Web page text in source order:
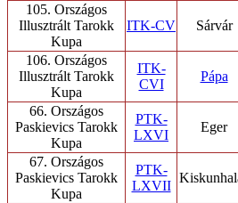
105. Országos
Illusztrált Tarokk
Kupa
ITK-CV Sárvár
106. Országos
Illusztrált Tarokk
Kupa
ITK-
CVI
Pápa
66. Országos
Paskievics Tarokk
Kupa
PTK-
LXVI
Eger
67. Országos
Paskievics Tarokk
Kupa
PTK-
LXVII